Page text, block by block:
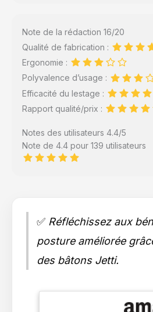
Note de la rédaction 16/20
Qualité de fabrication :
Ergonomie :
Polyvalence d’usage :
Efficacité du lestage :
Rapport qualité/prix :
Notes des utilisateurs 4.4/5
Note de 4.4 pour 139 utilisateurs
✅ Réfléchissez aux
posture améliorée
des bâtons Jetti.